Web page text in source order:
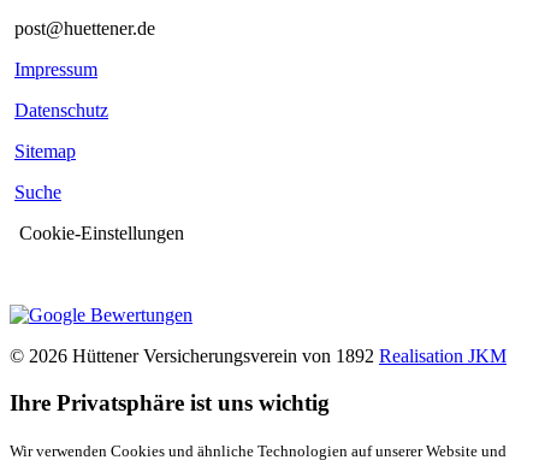
post@huettener.de
Impressum
Datenschutz
Sitemap
Suche
Cookie-Einstellungen
© 2026 Hüttener Versicherungsverein von 1892 Realisation JKM
Ihre Privatsphäre ist uns wichtig
Wir verwenden Cookies und ähnliche Technologien auf unserer Website und